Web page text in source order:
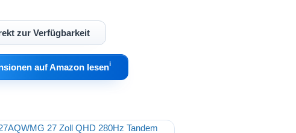
zur Verfügbarkeit
auf Amazon lesenℹ︎